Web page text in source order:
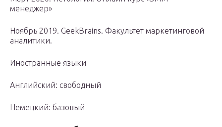
менеджер»
Ноябрь 2019. GeekBrains. Факультет маркетинговой
аналитики.
Иностранные языки
Английский: свободный
Немецкий: базовый